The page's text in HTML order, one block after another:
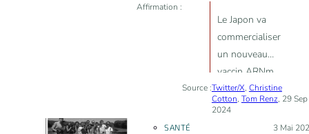
Affirmation :
Le Japon va
commercialiser
un nouveau
vaccin ARNm
auto
amplifiant
conçu pour se
Source :Twitter/X, Christine
Cotton, Tom Renz, 29 Sep
2024
SANTÉ Posté le :
3 Mai